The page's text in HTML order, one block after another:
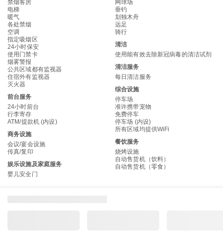
禁烟客房
电梯
暖气
各处禁烟
空调
指定吸烟区
24小时保安
使用门禁卡
烟雾警报
公共区域都有监视器
住宿外有监视器
灭火器
前台服务
24小时前台
行李寄存
ATM/提款机 (内设)
商务设施
会议/宴会设施
传真/复印
娱乐设施及家庭服务
婴儿安全门
网球场
垂钓
划独木舟
远足
骑行
清洁
使用能有效去除新冠病毒的清洁试剂
清洁服务
每日清洁服务
综合设施
停车场
准许携带宠物
免费停车
停车场 (内设)
所有区域均提供WiFi
餐饮服务
烧烤设施
自动售货机（饮料）
自动售货机（零食）